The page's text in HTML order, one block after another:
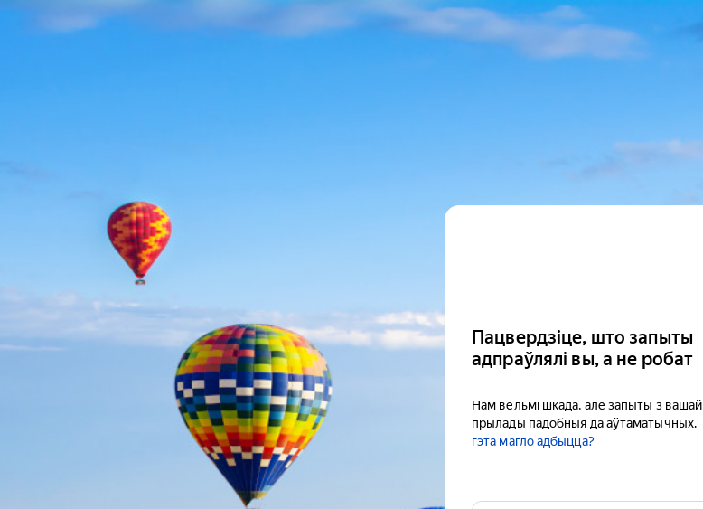
Пацвердзіце, што запыты
адпраўлялі вы, а не робат
Нам вельмі шкада, але запыты з вашай
прылады падобныя да аўтаматычных.
гэта магло адбыцца?